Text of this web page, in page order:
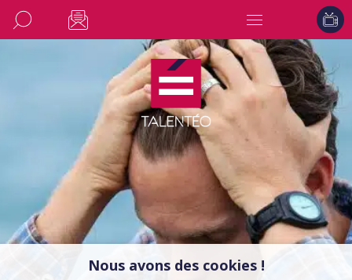
Nous avons des cookies !